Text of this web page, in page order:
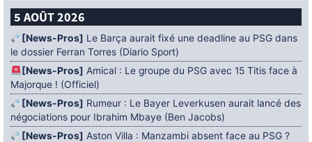
5 AOÛT 2026
[News-Pros] Le Barça aurait fixé une deadline au PSG dans
le dossier Ferran Torres (Diario Sport)
[News-Pros] Amical : Le groupe du PSG avec 15 Titis face à
Majorque ! (Officiel)
[News-Pros] Rumeur : Le Bayer Leverkusen aurait lancé des
négociations pour Ibrahim Mbaye (Ben Jacobs)
[News-Pros] Aston Villa : Manzambi absent face au PSG ?